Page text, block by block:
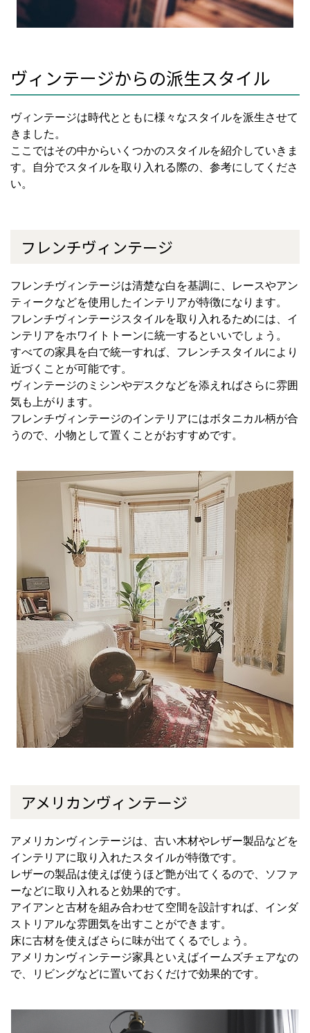
ヴィンテージからの派生スタイル
ヴィンテージは時代とともに様々なスタイルを派生させて
きました。
ここではその中からいくつかのスタイルを紹介していきま
す。自分でスタイルを取り入れる際の、参考にしてくださ
い。
フレンチヴィンテージ
フレンチヴィンテージは清楚な白を基調に、レースやアン
ティークなどを使用したインテリアが特徴になります。
フレンチヴィンテージスタイルを取り入れるためには、イ
ンテリアをホワイトトーンに統一するといいでしょう。
すべての家具を白で統一すれば、フレンチスタイルにより
近づくことが可能です。
ヴィンテージのミシンやデスクなどを添えればさらに雰囲
気も上がります。
フレンチヴィンテージのインテリアにはボタニカル柄が合
うので、小物として置くことがおすすめです。
アメリカンヴィンテージ
アメリカンヴィンテージは、古い木材やレザー製品などを
インテリアに取り入れたスタイルが特徴です。
レザーの製品は使えば使うほど艶が出てくるので、ソファ
ーなどに取り入れると効果的です。
アイアンと古材を組み合わせて空間を設計すれば、インダ
ストリアルな雰囲気を出すことができます。
床に古材を使えばさらに味が出てくるでしょう。
アメリカンヴィンテージ家具といえばイームズチェアなの
で、リビングなどに置いておくだけで効果的です。